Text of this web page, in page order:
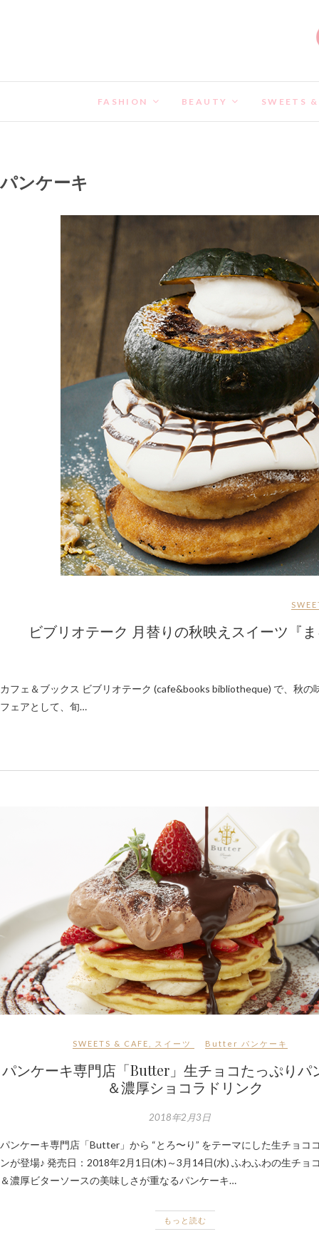
FASHION BEAUTY SWEETS
パンケーキ
ビブリオテーク 月替りの秋映えスイーツ『
カフェ＆ブックス ビブリオテーク (cafe&books bibliotheque) で、秋
フェアとして、旬…
SWEETS & CAFE スイーツ Butter パンケーキ
パンケーキ専門店「Butter」生チョコたっぷりパ
＆濃厚ショコラドリンク
2018年2月3日
パンケーキ専門店「Butter」から “とろ〜り” をテーマにした生チョコ
ンが登場♪ 発売日：2018年2月1日(木)～3月14日(水) ふわふわの生チョ
＆濃厚ビターソースの美味しさが重なるパンケーキ…
もっと読む